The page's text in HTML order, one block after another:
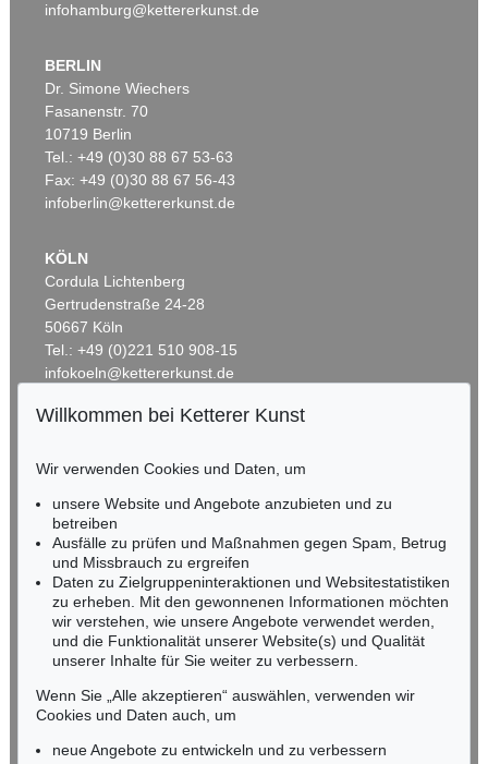
infohamburg@kettererkunst.de
BERLIN
Dr. Simone Wiechers
Fasanenstr. 70
10719 Berlin
Tel.: +49 (0)30 88 67 53-63
Fax: +49 (0)30 88 67 56-43
infoberlin@kettererkunst.de
KÖLN
Cordula Lichtenberg
Gertrudenstraße 24-28
50667 Köln
Tel.: +49 (0)221 510 908-15
infokoeln@kettererkunst.de
RHEINLAND-PFALZ
Miriam Heß
Tel.: +49 (0)62 21 58 80-038
Fax: +49 (0)62 21 58 80-595
infoheidelberg@kettererkunst.de
NORDDEUTSCHLAND
Nico Kassel, M.A.
Tel.: +49 (0)89 55244-164
Mobil: +49 (0)171 8618661
n.kassel@kettererkunst.de
Willkommen bei Ketterer Kunst
Wir verwenden Cookies und Daten, um
unsere Website und Angebote anzubieten und zu
betreiben
Ausfälle zu prüfen und Maßnahmen gegen Spam, Betrug
und Missbrauch zu ergreifen
Daten zu Zielgruppeninteraktionen und Websitestatistiken
zu erheben. Mit den gewonnenen Informationen möchten
wir verstehen, wie unsere Angebote verwendet werden,
und die Funktionalität unserer Website(s) und Qualität
unserer Inhalte für Sie weiter zu verbessern.
Wenn Sie „Alle akzeptieren“ auswählen, verwenden wir
Cookies und Daten auch, um
neue Angebote zu entwickeln und zu verbessern